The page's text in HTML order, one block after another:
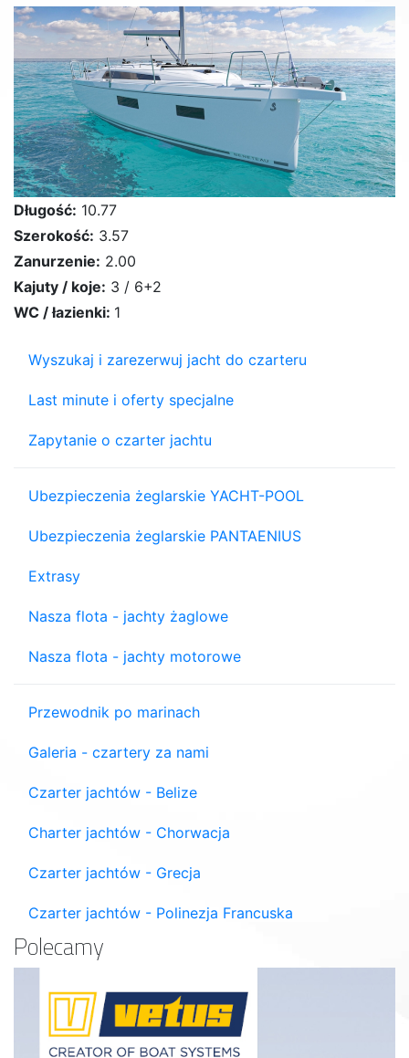
Długość: 10.77
Szerokość: 3.57
Zanurzenie: 2.00
Kajuty / koje: 3 / 6+2
WC / łazienki: 1
Wyszukaj i zarezerwuj jacht do czarteru
Last minute i oferty specjalne
Zapytanie o czarter jachtu
Ubezpieczenia żeglarskie YACHT-POOL
Ubezpieczenia żeglarskie PANTAENIUS
Extrasy
Nasza flota - jachty żaglowe
Nasza flota - jachty motorowe
Przewodnik po marinach
Galeria - czartery za nami
Czarter jachtów - Belize
Charter jachtów - Chorwacja
Czarter jachtów - Grecja
Czarter jachtów - Polinezja Francuska
Polecamy